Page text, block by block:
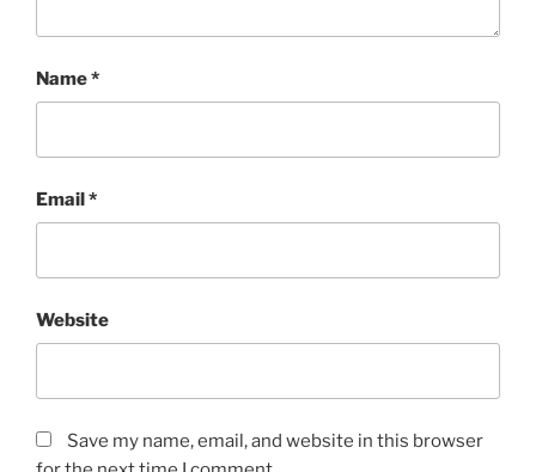
Name*
Email*
Website
Save my name, email, and website in this browser